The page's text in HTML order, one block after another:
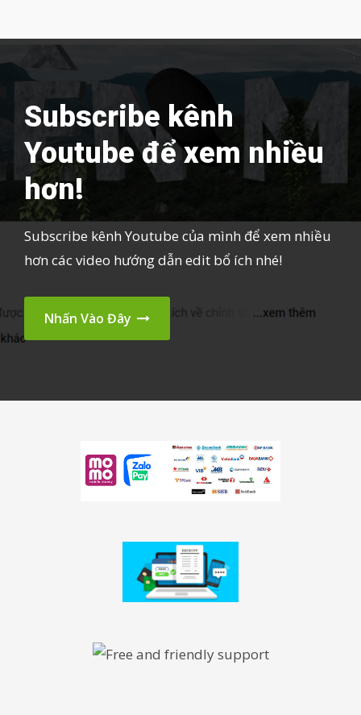
Subscribe kênh
Youtube để xem nhiều
hơn!
Subscribe kênh Youtube của mình để xem nhiều
hơn các video hướng dẫn edit bổ ích nhé!
Nhấn Vào Đây